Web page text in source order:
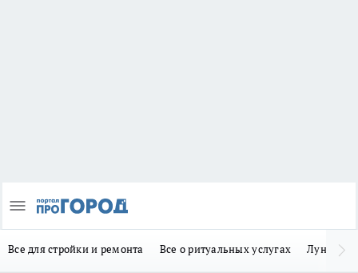
Все для стройки и ремонта Все о ритуальных услугах Лунно-